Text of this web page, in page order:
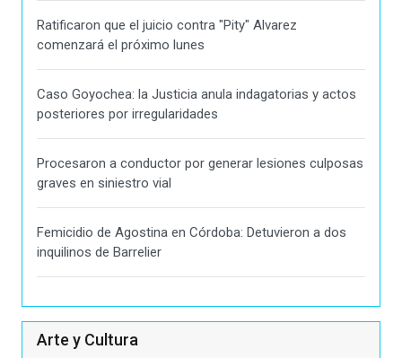
Ratificaron que el juicio contra "Pity" Alvarez
comenzará el próximo lunes
Caso Goyochea: la Justicia anula indagatorias y actos
posteriores por irregularidades
Procesaron a conductor por generar lesiones culposas
graves en siniestro vial
Femicidio de Agostina en Córdoba: Detuvieron a dos
inquilinos de Barrelier
Arte y Cultura